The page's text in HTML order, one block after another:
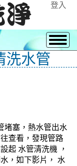
登入
洗水管
堵塞，熱水管出水
查看，發現管路
起 水管清洗機 ，
，如下影片， 水